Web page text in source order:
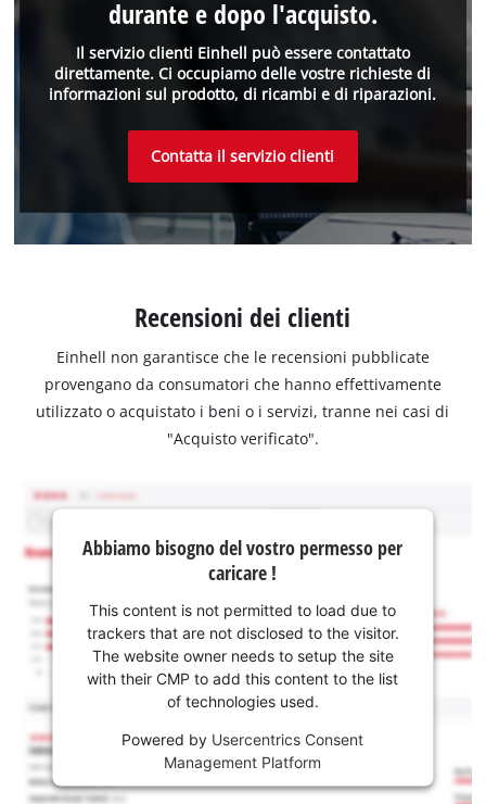
Il servizio clienti Einhell può essere contattato
direttamente. Ci occupiamo delle vostre richieste di
informazioni sul prodotto, di ricambi e di riparazioni.
durante e dopo l'acquisto.
Contatta il servizio clienti
Recensioni dei clienti
Einhell non garantisce che le recensioni pubblicate
provengano da consumatori che hanno effettivamente
utilizzato o acquistato i beni o i servizi, tranne nei casi di
"Acquisto verificato".
Abbiamo bisogno del vostro permesso per
caricare !
This content is not permitted to load due to
trackers that are not disclosed to the visitor.
The website owner needs to setup the site
with their CMP to add this content to the list
of technologies used.
Powered by Usercentrics Consent
Management Platform